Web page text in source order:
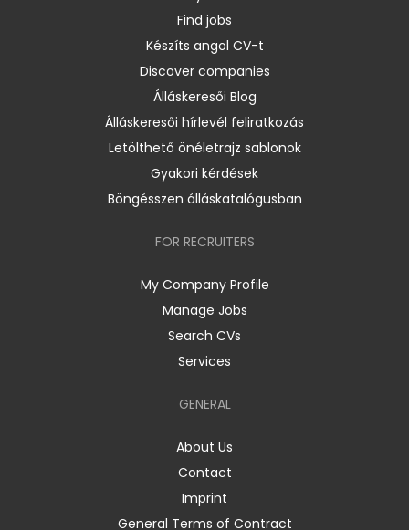
Find jobs
Készíts angol CV-t
Discover companies
Álláskeresői Blog
Álláskeresői hírlevél feliratkozás
Letölthető önéletrajz sablonok
Gyakori kérdések
Böngésszen álláskatalógusban
FOR RECRUITERS
My Company Profile
Manage Jobs
Search CVs
Services
GENERAL
About Us
Contact
Imprint
General Terms of Contract